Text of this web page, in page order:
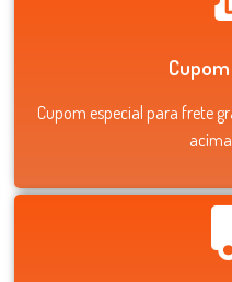
Cupom
Cupom especial para frete